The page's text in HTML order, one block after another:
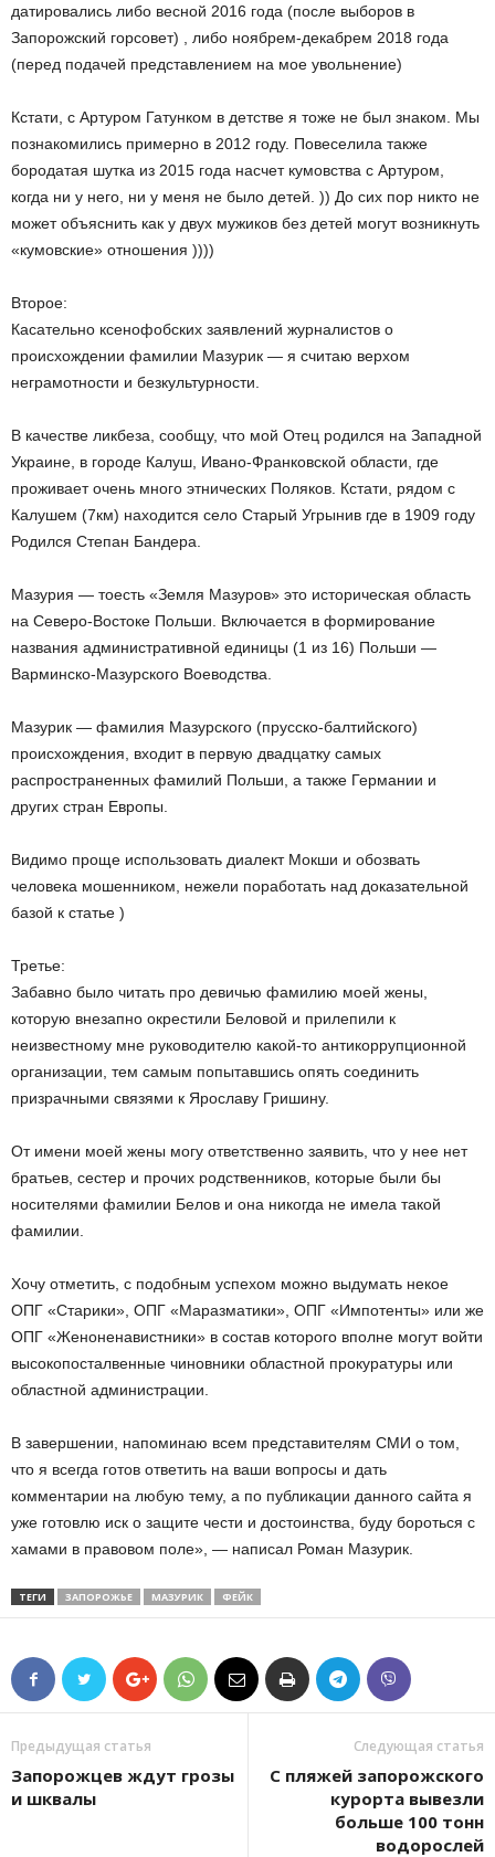
датировались либо весной 2016 года (после выборов в
Запорожский горсовет) , либо ноябрем-декабрем 2018 года
(перед подачей представлением на мое увольнение)
Кстати, с Артуром Гатунком в детстве я тоже не был знаком. Мы
познакомились примерно в 2012 году. Повеселила также
бородатая шутка из 2015 года насчет кумовства с Артуром,
когда ни у него, ни у меня не было детей. )) До сих пор никто не
может объяснить как у двух мужиков без детей могут возникнуть
«кумовские» отношения ))))
Второе:
Касательно ксенофобских заявлений журналистов о
происхождении фамилии Мазурик — я считаю верхом
неграмотности и безкультурности.
В качестве ликбеза, сообщу, что мой Отец родился на Западной
Украине, в городе Калуш, Ивано-Франковской области, где
проживает очень много этнических Поляков. Кстати, рядом с
Калушем (7км) находится село Старый Угрынив где в 1909 году
Родился Степан Бандера.
Мазурия — тоесть «Земля Мазуров» это историческая область
на Северо-Востоке Польши. Включается в формирование
названия административной единицы (1 из 16) Польши —
Варминско-Мазурского Воеводства.
Мазурик — фамилия Мазурского (прусско-балтийского)
происхождения, входит в первую двадцатку самых
распространенных фамилий Польши, а также Германии и
других стран Европы.
Видимо проще использовать диалект Мокши и обозвать
человека мошенником, нежели поработать над доказательной
базой к статье )
Третье:
Забавно было читать про девичью фамилию моей жены,
которую внезапно окрестили Беловой и прилепили к
неизвестному мне руководителю какой-то антикоррупционной
организации, тем самым попытавшись опять соединить
призрачными связями к Ярославу Гришину.
От имени моей жены могу ответственно заявить, что у нее нет
братьев, сестер и прочих родственников, которые были бы
носителями фамилии Белов и она никогда не имела такой
фамилии.
Хочу отметить, с подобным успехом можно выдумать некое
ОПГ «Старики», ОПГ «Маразматики», ОПГ «Импотенты» или же
ОПГ «Женоненавистники» в состав которого вполне могут войти
высокопосталвенные чиновники областной прокуратуры или
областной администрации.
В завершении, напоминаю всем представителям СМИ о том,
что я всегда готов ответить на ваши вопросы и дать
комментарии на любую тему, а по публикации данного сайта я
уже готовлю иск о защите чести и достоинства, буду бороться с
хамами в правовом поле», — написал Роман Мазурик.
ТЕГИ ЗАПОРОЖЬЕ МАЗУРИК ФЕЙК
Предыдущая статья
Запорожцев ждут грозы
и шквалы
Следующая статья
С пляжей запорожского
курорта вывезли
больше 100 тонн
водорослей